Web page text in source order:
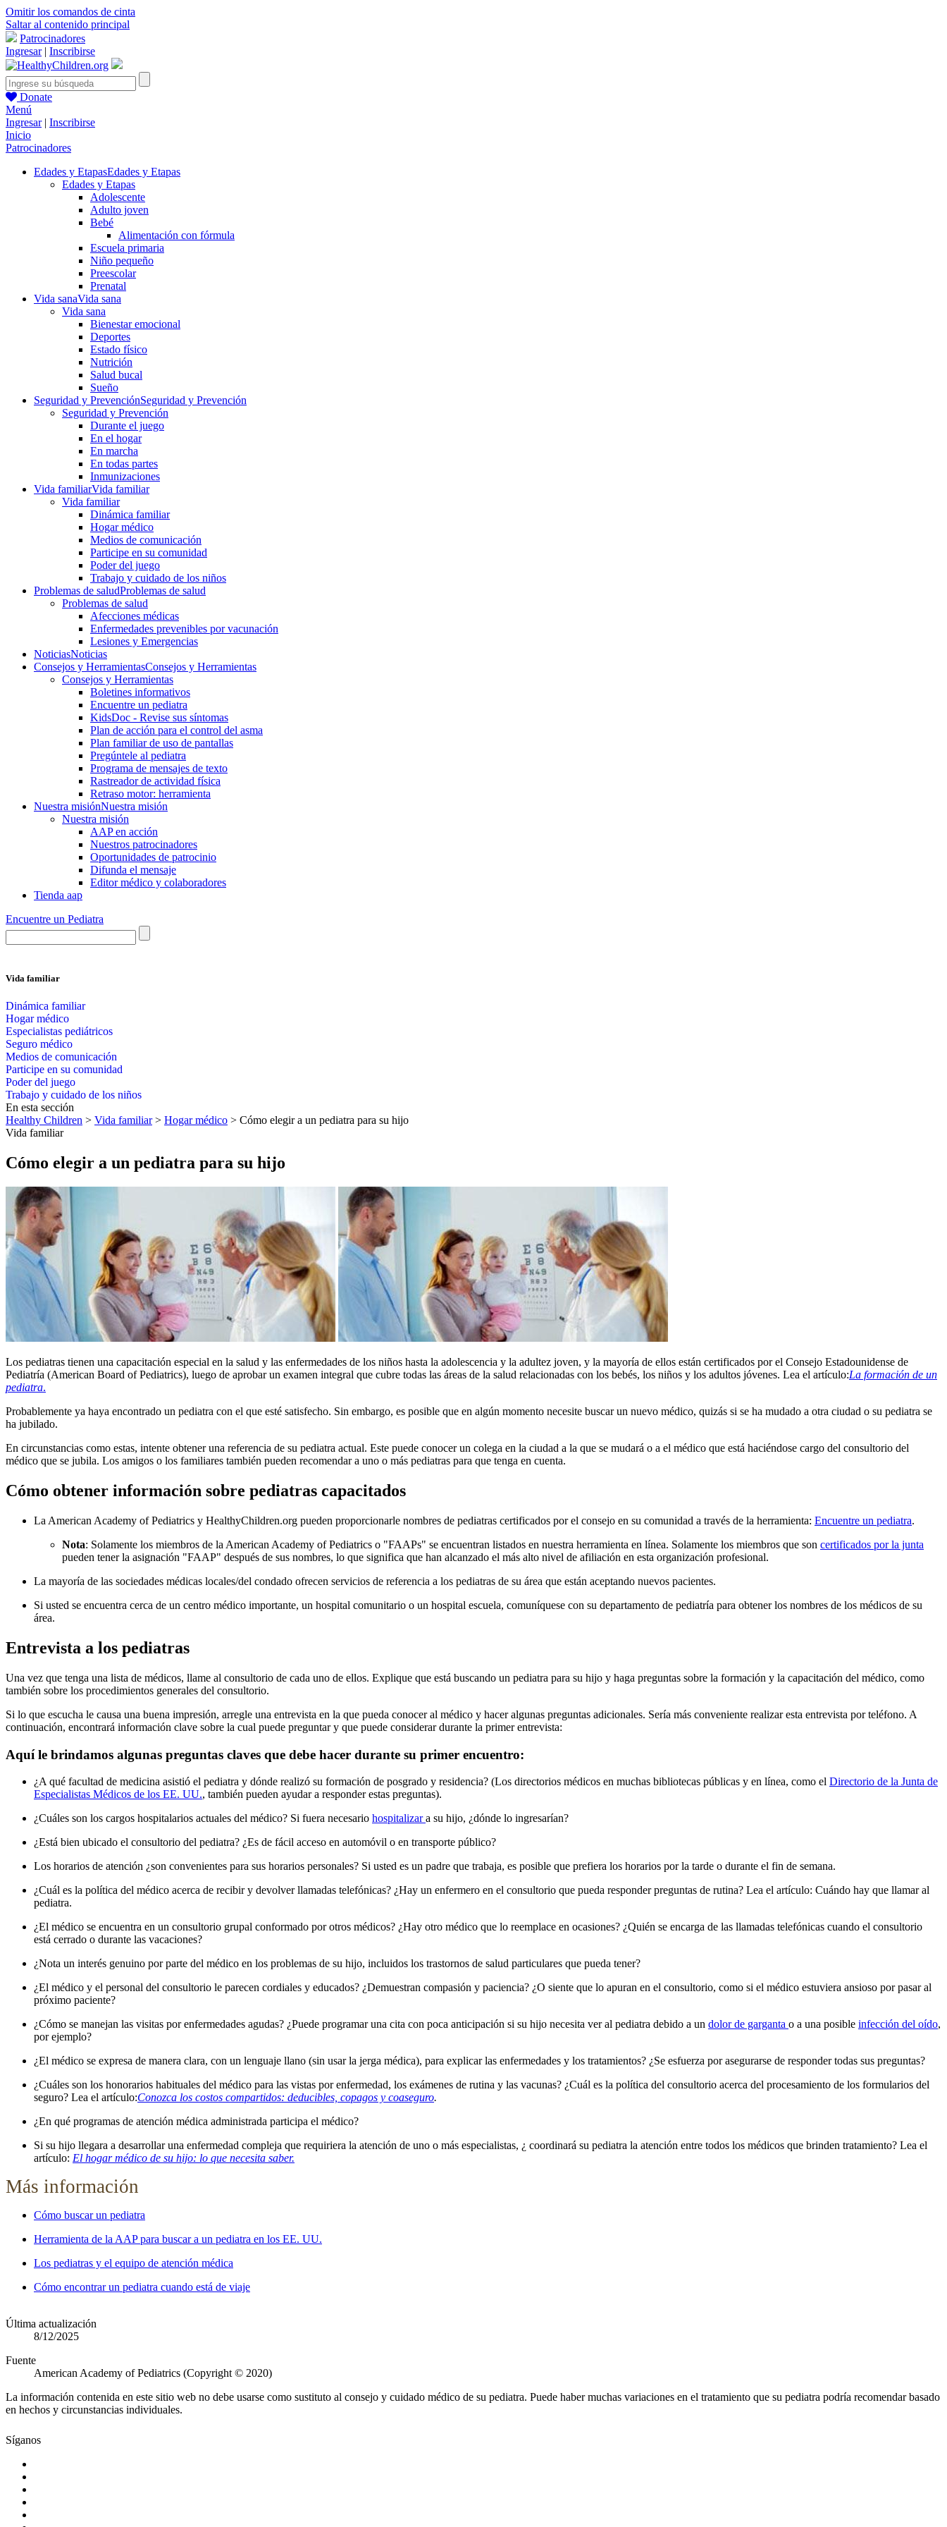
Omitir los comandos de cinta
Saltar al contenido principal
Patrocinadores
Ingresar| Inscribirse
Donate
Menú
Ingresar| Inscribirse
Inicio
Patrocinadores
Edades y EtapasEdades y Etapas
Edades y Etapas
Adolescente
Adulto joven
Bebé
Alimentación con fórmula
Escuela primaria
Niño pequeño
Preescolar
Prenatal
Vida sanaVida sana
Vida sana
Bienestar emocional
Deportes
Estado físico
Nutrición
Salud bucal
Sueño
Seguridad y PrevenciónSeguridad y Prevención
Seguridad y Prevención
Durante el juego
En el hogar
En marcha
En todas partes
Inmunizaciones
Vida familiarVida familiar
Vida familiar
Dinámica familiar
Hogar médico
Medios de comunicación
Participe en su comunidad
Poder del juego
Trabajo y cuidado de los niños
Problemas de saludProblemas de salud
Problemas de salud
Afecciones médicas
Enfermedades prevenibles por vacunación
Lesiones y Emergencias
NoticiasNoticias
Consejos y HerramientasConsejos y Herramientas
Consejos y Herramientas
Boletines informativos
Encuentre un pediatra
KidsDoc - Revise sus síntomas
Plan de acción para el control del asma
Plan familiar de uso de pantallas
Pregúntele al pediatra
Programa de mensajes de texto
Rastre​​ador de activida​d física
Retraso motor: herramienta
Nuestra misiónNuestra misión
Nuestra misión
AAP en acción
Nuestros patrocinadores
Oportunidades de patrocinio
Difunda el mensaje
Editor médico y colaboradores
Tienda aap
Encuentre un Pediatra
Vida familiar
Dinámica familiar
Hogar médico
Especialistas pediátricos
Seguro médico
Medios de comunicación
Participe en su comunidad
Poder del juego
Trabajo y cuidado de los niños
En esta sección
Healthy Children > Vida familiar> Hogar médico > Cómo elegir a un pediatra para su hijo
Vida familiar
Cómo elegir a un pediatra para su hijo
Los pediatras tienen una capacitación especial en la salud y las enfermedades de los niños hasta la adolescencia y la adultez joven, y la mayoría de ellos están certificados por el Consejo Estadounidense de
Pediatría (American Board of Pediatrics), luego de aprobar un examen integral que cubre todas las áreas de la salud relacionadas con los bebés, los niños y los adultos jóvenes. Lea el artículo:La formación de un
pediatra.
Probablemente ya haya encontrado un pediatra con el que esté satisfecho. Sin embargo, es posible que en algún momento necesite buscar un nuevo médico, quizás si se ha mudado a otra ciudad o su pediatra se
ha jubilado.​
En circunstancias como estas, intente obtener una referencia de su pediatra actual. Este puede conocer un colega en la ciudad a la que se mudará o a el médico que está haciéndose cargo del consultorio del
médico que se jubila. Los amigos o los familiares también pueden recomendar a uno o más pediatras para que tenga en cuenta.
Cómo obtener información sobre pediatras capacitados
La American Academy of Pediatrics y HealthyChildren.org pueden proporcionarle nombres de pediatras certificados por el consejo en su comunidad a través de la herramienta: Encuentre un pediatra.
Nota: Solamente los miembros de la American Academy of Pediatrics o "FAAPs" se encuentran listados en nuestra herramienta en línea. Solamente los miembros que son certificados por la junta
pueden tener la asignación "FAAP" después de sus nombres, lo que significa que han alcanzado el más alto nivel de afiliación en esta organización profesional.
La mayoría de las sociedades médicas locales/del condado ofrecen servicios de referencia a los pediatras de su área que están aceptando nuevos pacientes.
Si usted se encuentra cerca de un centro médico importante, un hospital comunitario o un hospital escuela, comuníquese con su departamento de pediatría para obtener los nombres de los médicos de su
área.
Entrevista a los pediatras
Una vez que tenga una lista de médicos, llame al consultorio de cada uno de ellos. Explique que está buscando un pediatra para su hijo y haga preguntas sobre la formación y la capacitación del médico, como
también sobre los procedimientos generales del consultorio.
Si lo que escucha le causa una buena impresión, arregle una entrevista en la que pueda conocer al médico y hacer algunas preguntas adicionales. Sería más conveniente realizar esta entrevista por teléfono. A
continuación, encontrará información clave sobre la cual puede preguntar y que puede considerar durante la primer entrevista:
Aquí le brindamos algunas preguntas claves que debe hacer durante su primer encuentro:
¿A qué facultad de medicina asistió el pediatra y dónde realizó su formación de posgrado y residencia? (Los directorios médicos en muchas bibliotecas públicas y en línea, como el Directorio de la Junta de
Especialistas Médicos de los EE. UU., también pueden ayudar a responder estas preguntas).
¿Cuáles son los cargos hospitalarios actuales del médico? Si fuera necesario hospitalizara su hijo, ¿dónde lo ingresarían?
¿Está bien ubicado el consultorio del pediatra? ¿Es de fácil acceso en automóvil o en transporte público?
Los horarios de atención ¿son convenientes para sus horarios personales? Si usted es un padre que trabaja, es posible que prefiera los horarios por la tarde o durante el fin de semana.
¿Cuál es la política del médico acerca de recibir y devolver llamadas telefónicas? ¿Hay un enfermero en el consultorio que pueda responder preguntas de rutina? Lea el artículo: Cuándo hay que llamar al
pediatra.
¿El médico se encuentra en un consultorio grupal conformado por otros médicos? ¿Hay otro médico que lo reemplace en ocasiones? ¿Quién se encarga de las llamadas telefónicas cuando el consultorio
está cerrado o durante las vacaciones?
¿Nota un interés genuino por parte del médico en los problemas de su hijo, incluidos los trastornos de salud particulares que pueda tener?
¿El médico y el personal del consultorio le parecen cordiales y educados? ¿Demuestran compasión y paciencia? ¿O siente que lo apuran en el consultorio, como si el médico estuviera ansioso por pasar al
próximo paciente?
¿Cómo se manejan las visitas por enfermedades agudas? ¿Puede programar una cita con poca anticipación si su hijo necesita ver al pediatra debido a un dolor de garganta o a una posible infección del oído,
por ejemplo?
¿El médico se expresa de manera clara, con un lenguaje llano (sin usar la jerga médica), para explicar las enfermedades y los tratamientos? ¿Se esfuerza por asegurarse de responder todas sus preguntas?
¿Cuáles son los honorarios habituales del médico para las vistas por enfermedad, los exámenes de rutina y las vacunas? ¿Cuál es la política del consultorio acerca del procesamiento de los formularios del
seguro? Lea el artículo:Conozca los costos compartidos: deducibles, copagos y coaseguro.
¿En qué programas de atención médica administrada participa el médico?
Si su hijo llegara a desarrollar una enfermedad compleja que requiriera la atención de uno o más especialistas, ¿ coordinará su pediatra la atención entre todos los médicos que brinden tratamiento? Lea el
artículo: El hogar médico de su hijo: lo que necesita saber.
Más información
Cómo buscar un pediatra
​Herramienta de la AAP para buscar a un pediatra en los EE. UU.
Los pediatras y el equipo de atención médica
Cómo encontrar un pediatra cuando está de viaje
Última actualización
8/12/2025
Fuente
American Academy of Pediatrics (Copyright © 2020)
La información contenida en este sitio web no debe usarse como sustituto al consejo y cuidado médico de su pediatra. Puede haber muchas variaciones en el tratamiento que su pediatra podría recomendar basado
en hechos y circunstancias individuales.
Síganos